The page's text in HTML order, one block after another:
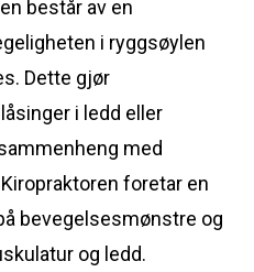
består av en
i ryggsøylen
Dette gjør
i ledd eller
med
foretar en
bevegelsesmønstre og
og ledd.